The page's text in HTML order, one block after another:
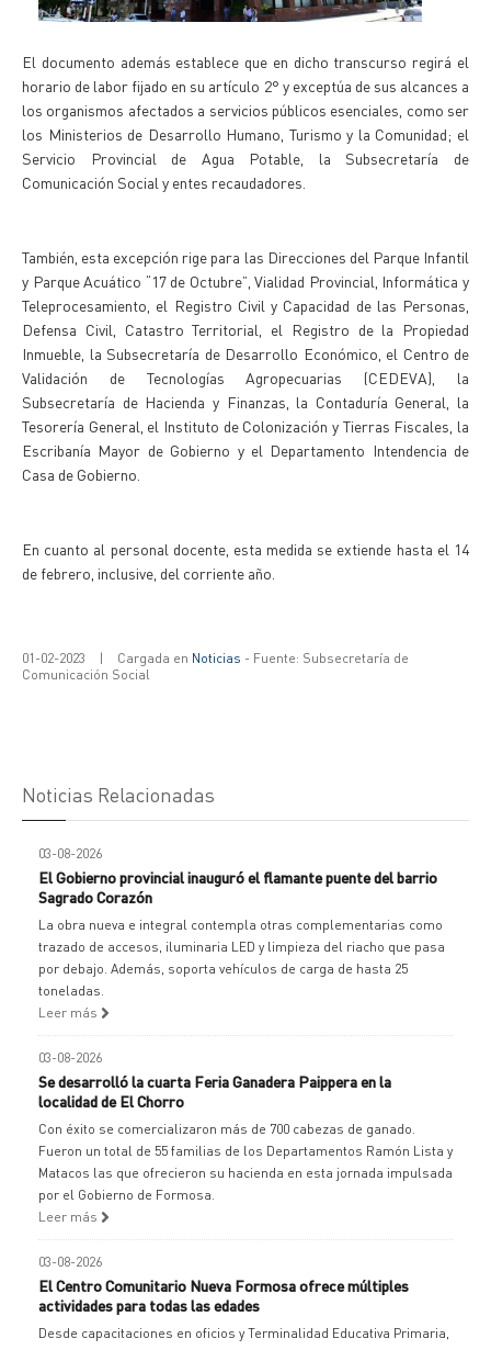
El documento además establece que en dicho transcurso regirá el
horario de labor fijado en su artículo 2° y exceptúa de sus alcances a
los organismos afectados a servicios públicos esenciales, como ser
los Ministerios de Desarrollo Humano, Turismo y la Comunidad; el
Servicio Provincial de Agua Potable, la Subsecretaría de
Comunicación Social y entes recaudadores.
También, esta excepción rige para las Direcciones del Parque Infantil
y Parque Acuático “17 de Octubre”, Vialidad Provincial, Informática y
Teleprocesamiento, el Registro Civil y Capacidad de las Personas,
Defensa Civil, Catastro Territorial, el Registro de la Propiedad
Inmueble, la Subsecretaría de Desarrollo Económico, el Centro de
Validación de Tecnologías Agropecuarias (CEDEVA), la
Subsecretaría de Hacienda y Finanzas, la Contaduría General, la
Tesorería General, el Instituto de Colonización y Tierras Fiscales, la
Escribanía Mayor de Gobierno y el Departamento Intendencia de
Casa de Gobierno.
En cuanto al personal docente, esta medida se extiende hasta el 14
de febrero, inclusive, del corriente año.
01-02-2023 | Cargada en Noticias - Fuente: Subsecretaría de
Comunicación Social
Noticias Relacionadas
03-08-2026
El Gobierno provincial inauguró el flamante puente del barrio
Sagrado Corazón
La obra nueva e integral contempla otras complementarias como
trazado de accesos, iluminaria LED y limpieza del riacho que pasa
por debajo. Además, soporta vehículos de carga de hasta 25
toneladas.
Leer más
03-08-2026
Se desarrolló la cuarta Feria Ganadera Paippera en la
localidad de El Chorro
Con éxito se comercializaron más de 700 cabezas de ganado.
Fueron un total de 55 familias de los Departamentos Ramón Lista y
Matacos las que ofrecieron su hacienda en esta jornada impulsada
por el Gobierno de Formosa.
Leer más
03-08-2026
El Centro Comunitario Nueva Formosa ofrece múltiples
actividades para todas las edades
Desde capacitaciones en oficios y Terminalidad Educativa Primaria,